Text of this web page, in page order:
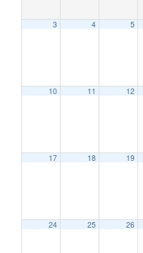
3 4 5
10 11 12
17 18 19
24 25 26